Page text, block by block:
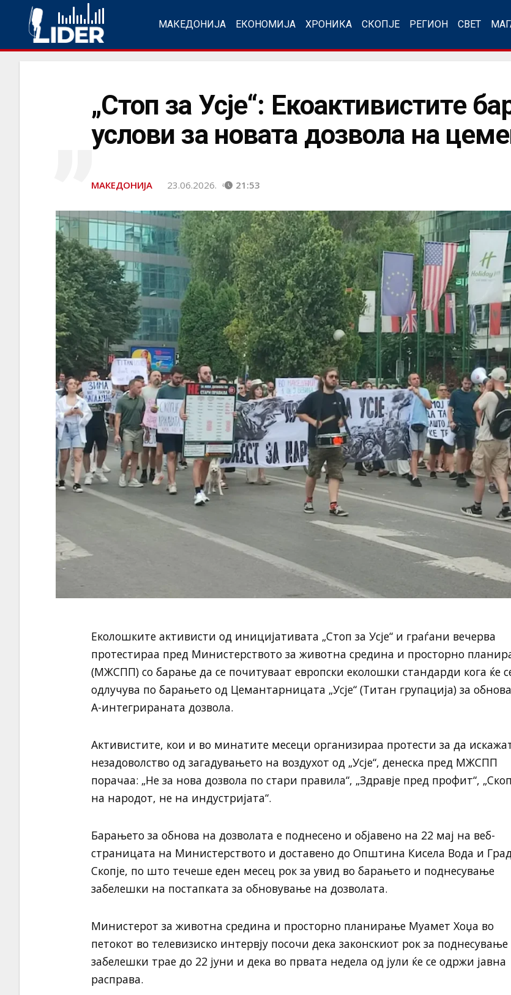
МАКЕДОНИЈА ЕКОНОМИЈА ХРОНИКА СКОПЈЕ РЕГИОН СВЕТ
„Стоп за Усје“: Екоактивистите
услови за новата дозвола на
„
МАКЕДОНИЈА 23.06.2026. 21:53
Еколошките активисти од иницијативата „Стоп за Усје“ и граѓани вечерва
протестираа пред Министерството за животна средина и просторно
(МЖСПП) со барање да се почитуваат европски еколошки стандарди кога ќе
одлучува по барањето од Цемантарницата „Усје“ (Титан групација) за
А-интегрираната дозвола.
Активистите, кои и во минатите месеци организираа протести за да
незадоволство од загадувањето на воздухот од „Усје“, денеска пред МЖСПП
порачаа: „Не за нова дозвола по стари правила“, „Здравје пред профит“,
на народот, не на индустријата“.
Барањето за обнова на дозволата е поднесено и објавено на 22 мај на веб-
страницата на Министерството и доставено до Општина Кисела Вода и
Скопје, по што течеше еден месец рок за увид во барањето и поднесување
забелешки на постапката за обновување на дозволата.
Министерот за животна средина и просторно планирање Муамет Хоџа во
петокот во телевизиско интервју посочи дека законскиот рок за поднесување
забелешки трае до 22 јуни и дека во првата недела од јули ќе се одржи јавна
расправа.